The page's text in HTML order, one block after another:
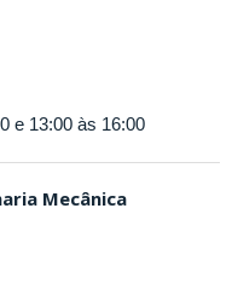
e 13:00 às 16:00
Mecânica